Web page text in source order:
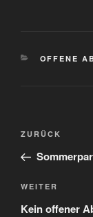
OFFENE
Vorheriger
Beitrag
ZURÜCK
Nächster
Beitrag
WEITER
Kein offener